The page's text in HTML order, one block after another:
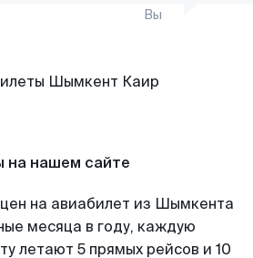
Вы
на нашем сайте
на авиабилет из Шымкента
месяца в году, каждую
летают 5 прямых рейсов и 10